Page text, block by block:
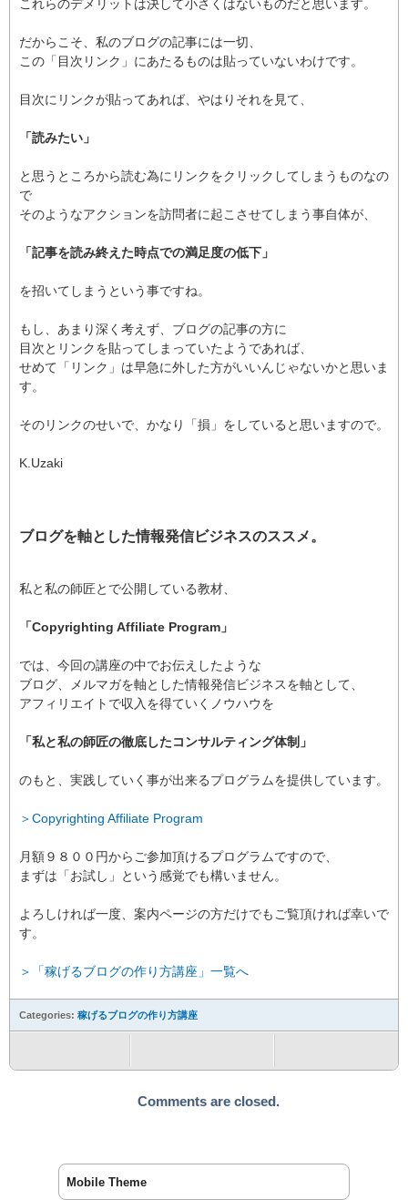
これらのデメリットは決して小さくはないものだと思います。
だからこそ、私のブログの記事には一切、
この「目次リンク」にあたるものは貼っていないわけです。
目次にリンクが貼ってあれば、やはりそれを見て、
「読みたい」
と思うところから読む為にリンクをクリックしてしまうものなの
で
そのようなアクションを訪問者に起こさせてしまう事自体が、
「記事を読み終えた時点での満足度の低下」
を招いてしまうという事ですね。
もし、あまり深く考えず、ブログの記事の方に
目次とリンクを貼ってしまっていたようであれば、
せめて「リンク」は早急に外した方がいいんじゃないかと思いま
す。
そのリンクのせいで、かなり「損」をしていると思いますので。
K.Uzaki
ブログを軸とした情報発信ビジネスのススメ。
私と私の師匠とで公開している教材、
「Copyrighting Affiliate Program」
では、今回の講座の中でお伝えしたような
ブログ、メルマガを軸とした情報発信ビジネスを軸として、
アフィリエイトで収入を得ていくノウハウを
「私と私の師匠の徹底したコンサルティング体制」
のもと、実践していく事が出来るプログラムを提供しています。
＞Copyrighting Affiliate Program
月額９８００円からご参加頂けるプログラムですので、
まずは「お試し」という感覚でも構いません。
よろしければ一度、案内ページの方だけでもご覧頂ければ幸いで
す。
＞「稼げるブログの作り方講座」一覧へ
Categories: 稼げるブログの作り方講座
Comments are closed.
Mobile Theme